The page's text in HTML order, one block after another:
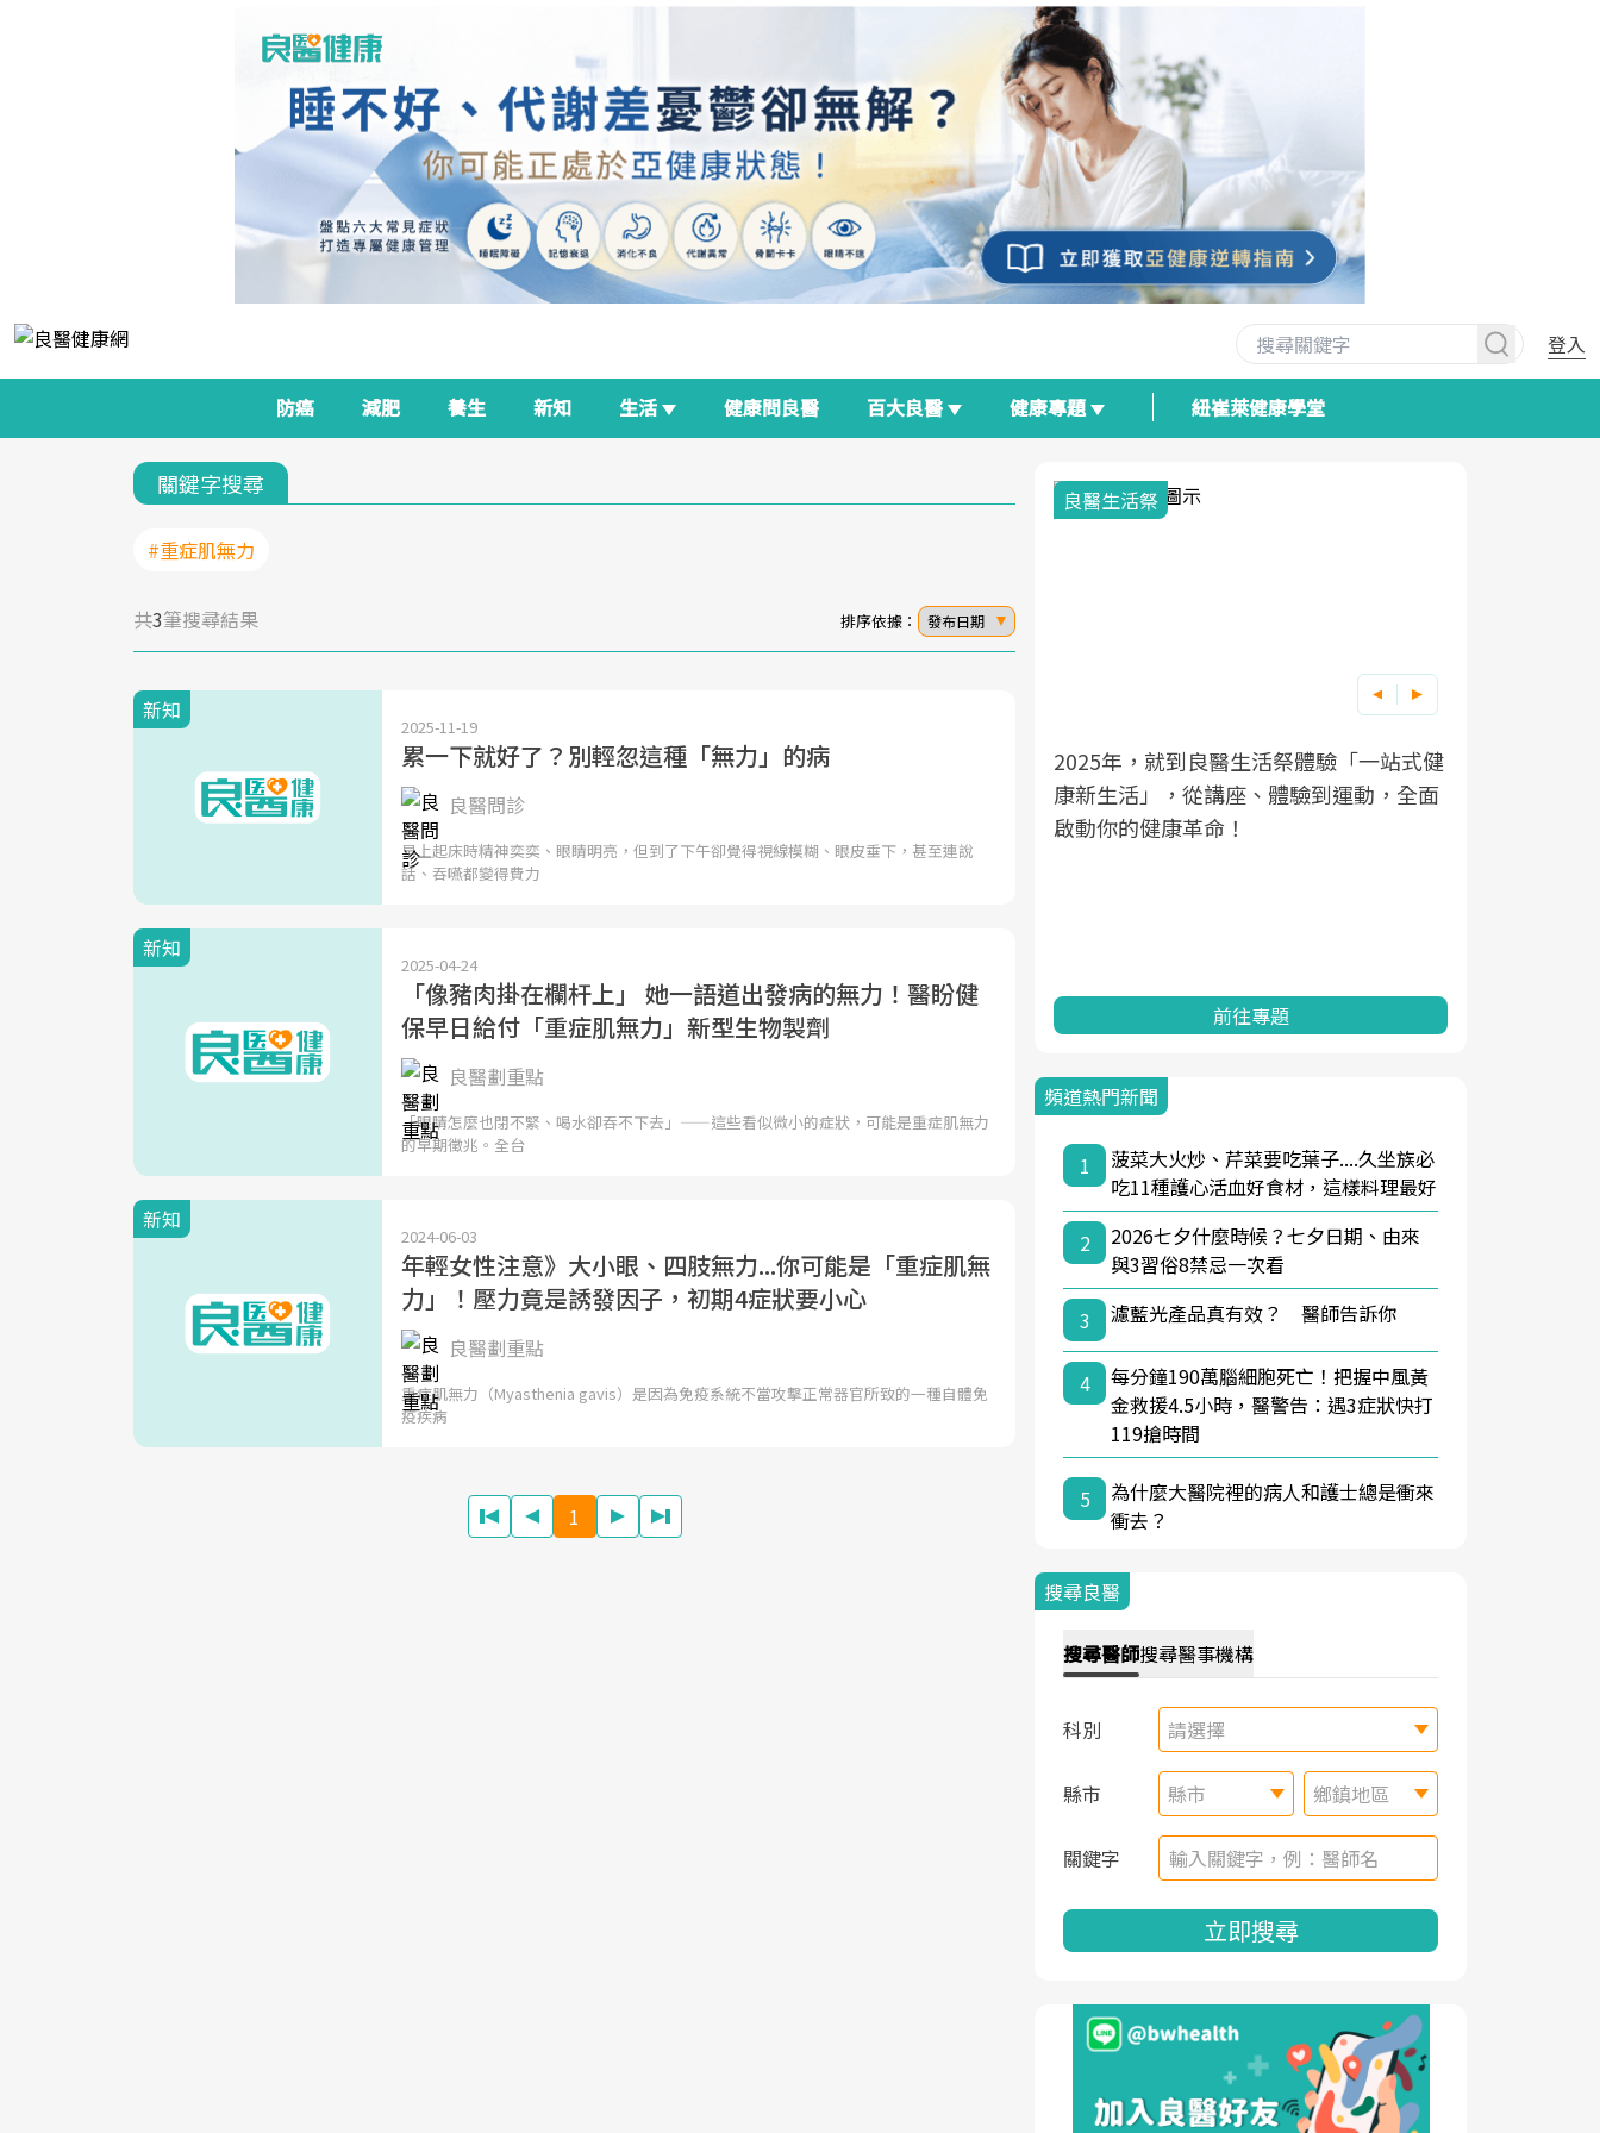
登入
防癌 減肥 養生 新知 生活 健康問良醫 百大良醫 健康專題 紐崔萊健康學堂
關鍵字搜尋
#重症肌無力
共3筆搜尋結果 排序依據： 發布日期
新知
2025-11-19
累一下就好了？別輕忽這種「無力」的病
良醫問診
早上起床時精神奕奕、眼睛明亮，但到了下午卻覺得視線模糊、眼皮垂下，甚至連說
話、吞嚥都變得費力
新知
2025-04-24
「像豬肉掛在欄杆上」 她一語道出發病的無力！醫盼健
保早日給付「重症肌無力」新型生物製劑
良醫劃重點
「眼睛怎麼也閉不緊、喝水卻吞不下去」——這些看似微小的症狀，可能是重症肌無力
的早期徵兆。全台
新知
2024-06-03
年輕女性注意》大小眼、四肢無力...你可能是「重症肌無
力」！壓力竟是誘發因子，初期4症狀要小心
良醫劃重點
重症肌無力（Myasthenia gavis）是因為免疫系統不當攻擊正常器官所致的一種自體免
疫疾病
1
面對超高齡社會的浪潮，台灣正在快速邁
的推進，「預防醫學」已成全民關注的核
前往專題
良醫生活祭
2025年，就到良醫生活祭體驗「一站式健
前往專題
我與健康韌性的距離
良醫健康網從「換季的身體變化」出發，
透過醫學觀點與日常感受的對話，建立對
亞健康的認知，進而引導實際的改善行
前往專題
頻道熱門新聞
1
菠菜大火炒、芹菜要吃葉子....久坐族必
吃11種護心活血好食材，這樣料理最好
2
2026七夕什麼時候？七夕日期、由來
與3習俗8禁忌一次看
3
濾藍光產品真有效？ 醫師告訴你
4
每分鐘190萬腦細胞死亡！把握中風黃
金救援4.5小時，醫警告：遇3症狀快打
119搶時間
5
為什麼大醫院裡的病人和護士總是衝來
衝去？
搜尋良醫
搜尋醫師搜尋醫事機構
科別 請選擇
縣市 縣市 鄉鎮地區
關鍵字
立即搜尋